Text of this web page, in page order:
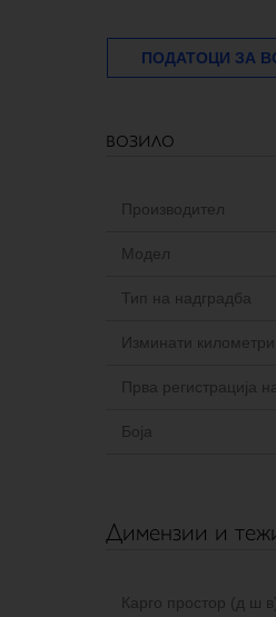
ПОДАТОЦИ ЗА
возило
Производител
Модел
Тип на надградба
Изминати километри
Прва регистрација
Боја
Димензии и
Карго простор (д ш в)